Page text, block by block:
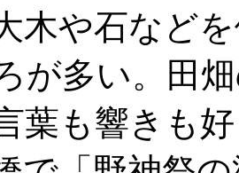
木や石など
が多い。田
葉も響きも